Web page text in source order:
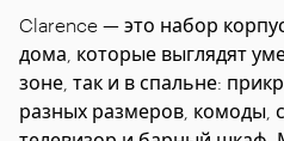
Clarence — это набор
дома, которые выглядят
зоне, так и в спальне:
разных размеров, комоды,